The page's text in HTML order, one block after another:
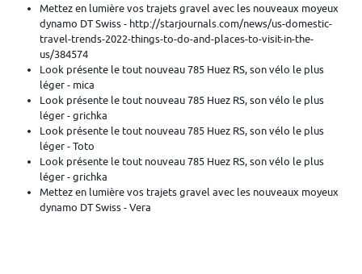
Mettez en lumière vos trajets gravel avec les nouveaux moyeux
dynamo DT Swiss - http://starjournals.com/news/us-domestic-
travel-trends-2022-things-to-do-and-places-to-visit-in-the-
us/384574
Look présente le tout nouveau 785 Huez RS, son vélo le plus
léger - mica
Look présente le tout nouveau 785 Huez RS, son vélo le plus
léger - grichka
Look présente le tout nouveau 785 Huez RS, son vélo le plus
léger - Toto
Look présente le tout nouveau 785 Huez RS, son vélo le plus
léger - grichka
Mettez en lumière vos trajets gravel avec les nouveaux moyeux
dynamo DT Swiss - Vera